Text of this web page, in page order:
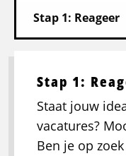
Stap 1:
Staat jouw
vacatures?
Ben je op